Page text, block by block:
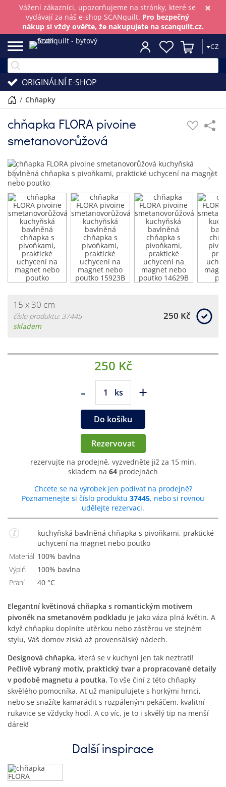
×
Vážení zákazníci, upozorňujeme na stránky, které se
vydávají za náš e-shop SCANquilt. Pro bezpečný
nákup si vždy ověřte, že nakupujete na scanquilt.cz.
CZ
ORIGINÁLNÍ E-SHOP
/ chňapky
chňapka FLORA pivoine
smetanovorůžová
15 x 30 cm
číslo produktu: 37445
skladem
250 Kč
250 Kč
- ks +
Do košíku
Rezervovat
rezervujte na prodejně, vyzvedněte již za 15 min.
skladem na 64 prodejnách
Chcete se na výrobek jen podívat na prodejně?
Poznamenejte si číslo produktu 37445, nebo si rovnou
udělejte rezervaci.
kuchyňská bavlněná chňapka s pivoňkami, praktické
uchycení na magnet nebo poutko
Materiál
100% bavlna
Výplň
100% bavlna
Praní
40 °C
Elegantní květinová chňapka s romantickým motivem
pivoněk na smetanovém podkladu je jako váza plná květin. A
když chňapku doplníte utěrkou nebo zástěrou ve stejném
stylu, Váš domov získá až provensálský nádech.
Designová chňapka, která se v kuchyni jen tak neztratí!
Pečlivě vybraný motiv, praktický tvar a propracované detaily
v podobě magnetu a poutka. To vše činí z této chňapky
skvělého pomocníka. Ať už manipulujete s horkými hrnci,
nebo se snažíte kamarádit s rozpáleným pekáčem, kvalitní
rukavice se vždycky hodí. A co víc, je to i skvělý tip na menší
dárek!
Další inspirace